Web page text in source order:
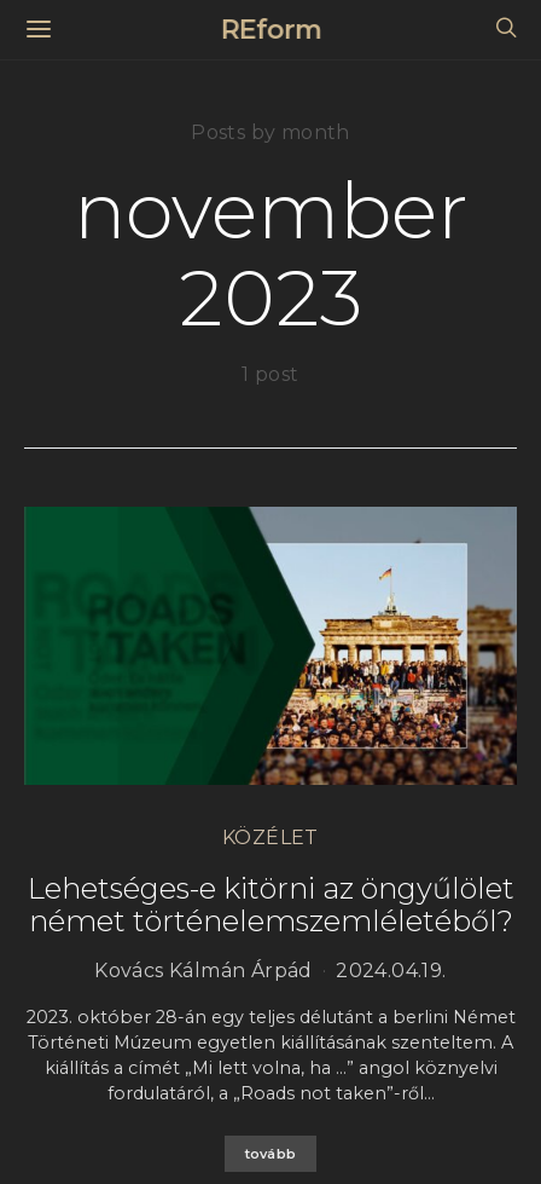
REform
Posts by month
november
2023
1 post
KÖZÉLET
Lehetséges-e kitörni az öngyűlölet
német történelemszemléletéből?
Kovács Kálmán Árpád 2024.04.19.
2023. október 28-án egy teljes délutánt a berlini Német
Történeti Múzeum egyetlen kiállításának szenteltem. A
kiállítás a címét „Mi lett volna, ha …” angol köznyelvi
fordulatáról, a „Roads not taken”-ről…
tovább